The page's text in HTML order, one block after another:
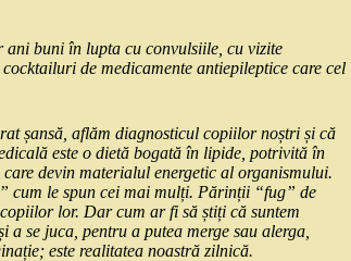
ani buni în lupta cu convulsiile, cu vizite
de medicamente antiepileptice care cel
șansă, aflăm diagnosticul copiilor noștri și că
este o dietă bogată în lipide, potrivită în
devin materialul energetic al organismului.
cum le spun cei mai mulți. Părinții “fug” de
lor. Dar cum ar fi să știți că suntem
se juca, pentru a putea merge sau alerga,
este realitatea noastră zilnică.